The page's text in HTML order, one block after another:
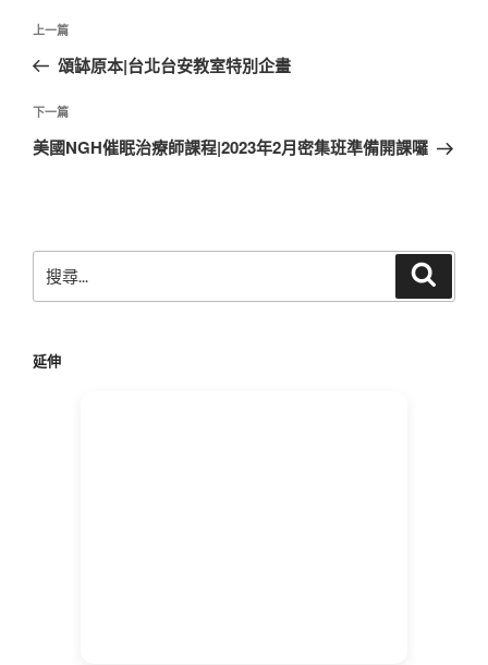
文
導
覽
上
一
文
章
上一篇
頌缽原本|台北台安教室特別企畫
下
一
下一篇
美國NGH催眠治療師課程|2023年2月密集班準備開課囉
尋
字:
延伸